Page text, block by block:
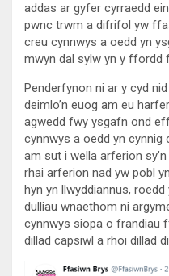
addas ar gyfer cyrraedd
pwnc trwm a difrifol yw
creu cynnwys a oedd yn
mwyn dal sylw yn y
Penderfynon ni ar y cyd
deimlo’n euog am eu
agwedd fwy ysgafn ond
cynnwys a oedd yn
am sut i wella arferion
rhai arferion nad yw pobl
hyn yn llwyddiannus,
dulliau wnaethom ni
cynnwys siopa o frandiau
dillad capsiwl a rhoi dillad